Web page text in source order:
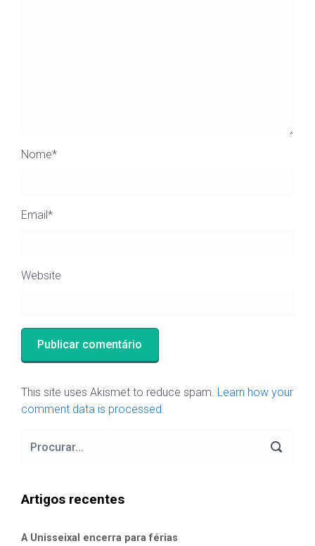
Nome*
Email*
Website
This site uses Akismet to reduce spam. Learn how your
comment data is processed.
Artigos recentes
A Unisseixal encerra para férias